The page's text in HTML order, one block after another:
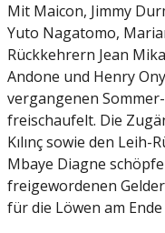
Mit Maicon, Jimmy
Yuto Nagatomo,
Rückkehrern Jean
Andone und Henry
vergangenen
freischaufelt. Die
Kılınç sowie den
Mbaye Diagne
freigewordenen
für die Löwen am